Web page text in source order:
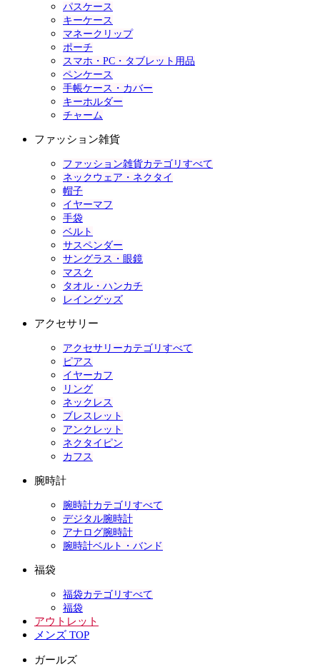
パスケース
キーケース
マネークリップ
ポーチ
スマホ・PC・タブレット用品
ペンケース
手帳ケース・カバー
キーホルダー
チャーム
ファッション雑貨
ファッション雑貨カテゴリすべて
ネックウェア・ネクタイ
帽子
イヤーマフ
手袋
ベルト
サスペンダー
サングラス・眼鏡
マスク
タオル・ハンカチ
レイングッズ
アクセサリー
アクセサリーカテゴリすべて
ピアス
イヤーカフ
リング
ネックレス
ブレスレット
アンクレット
ネクタイピン
カフス
腕時計
腕時計カテゴリすべて
デジタル腕時計
アナログ腕時計
腕時計ベルト・バンド
福袋
福袋カテゴリすべて
福袋
アウトレット
メンズ TOP
ガールズ